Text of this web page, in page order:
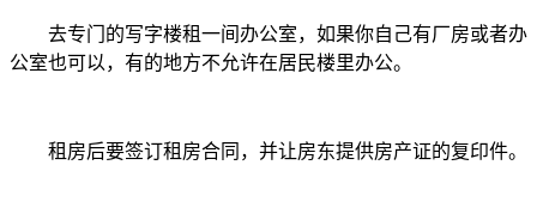
去专门的写字楼租一间办公室，如果你自己有厂房或者办
公室也可以，有的地方不允许在居民楼里办公。
租房后要签订租房合同，并让房东提供房产证的复印件。